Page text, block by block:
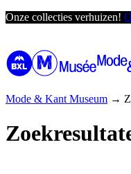
Ga
de
inhoud
Onze collecties verhuizen!
Mode & Kant Museum →
Leçon de Mode